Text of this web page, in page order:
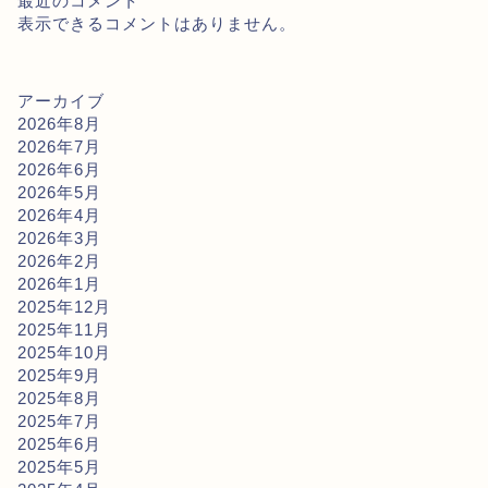
表示できるコメントはありません。
アーカイブ
2026年8月
2026年7月
2026年6月
2026年5月
2026年4月
2026年3月
2026年2月
2026年1月
2025年12月
2025年11月
2025年10月
2025年9月
2025年8月
2025年7月
2025年6月
2025年5月